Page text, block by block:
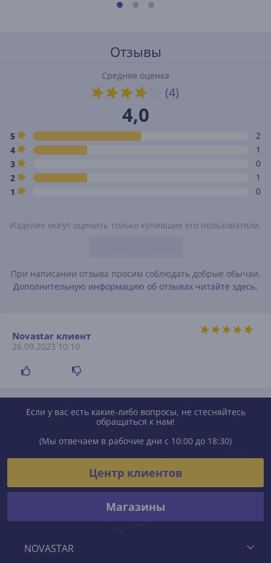
Отзывы
Средняя оценка
(4)
4,0
5
2
4
1
3
0
2
1
1
0
Изделие могут оценить только купившие его пользователи.
При написании отзыва просим соблюдать добрые обычаи.
Дополнительную информацию об отзывах читайте здесь.
Novastar клиент
26.09.2023 10:10
NOVASTAR
Если у вас есть какие-либо вопросы, не стесняйтесь
обращаться к нам!
(Мы отвечаем в рабочие дни с 10:00 до 18:30)
Центр клиентов
Магазины